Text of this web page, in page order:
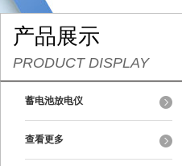
产品展示
PRODUCT DISPLAY
蓄电池放电仪
查看更多